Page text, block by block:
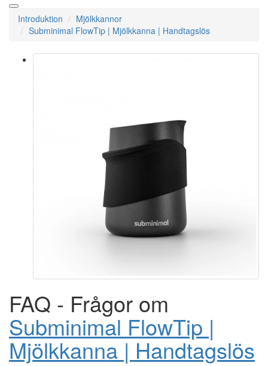
Introduktion
Mjölkkannor
Subminimal FlowTip | Mjölkkanna | Handtagslös
FAQ - Frågor om
Subminimal FlowTip |
Mjölkkanna | Handtagslös